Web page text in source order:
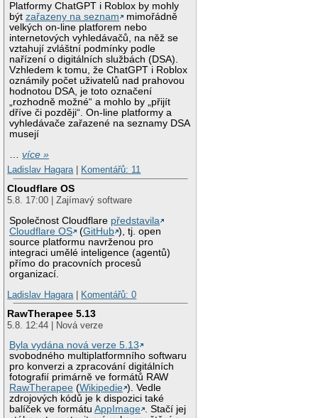
Platformy ChatGPT i Roblox by mohly
býtzařazeny na seznam
mimořádně
velkých on-line platforem nebo
internetových vyhledávačů, na něž se
vztahují zvláštní podmínky podle
nařízení o digitálních službách (DSA).
Vzhledem k tomu, že ChatGPT i Roblox
oznámily počet uživatelů nad prahovou
hodnotou DSA, je toto označení
„rozhodně možné“ a mohlo by „přijít
dříve či později“. On-line platformy a
vyhledávače zařazené na seznamy DSA
musejí
…více »
Ladislav Hagara| Komentářů: 11
Cloudflare OS
5.8. 17:00 | Zajímavý software
Společnost Cloudflare představila
Cloudflare OS
(GitHub ), tj. open
source platformu navrženou pro
integraci umělé inteligence (agentů)
přímo do pracovních procesů
organizací.
Ladislav Hagara| Komentářů: 0
RawTherapee 5.13
5.8. 12:44 | Nová verze
Byla vydána nová verze 5.13
svobodného multiplatformního softwaru
pro konverzi a zpracování digitálních
fotografií primárně ve formátů RAW
RawTherapee (Wikipedie ). Vedle
zdrojových kódů je k dispozici také
balíček ve formátuAppImage . Stačí jej